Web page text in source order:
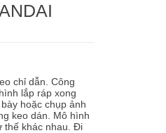
chỉ dẫn. Công
lắp ráp xong
hoặc chụp ảnh
keo dán. Mô hình
thế khác nhau. Đi